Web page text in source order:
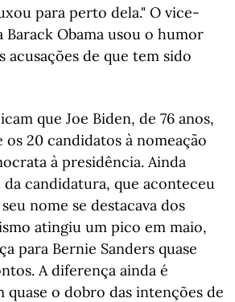
para perto dela." O vice-
Barack Obama usou o humor
acusações de que tem sido
que Joe Biden, de 76 anos,
20 candidatos à nomeação
à presidência. Ainda
candidatura, que aconteceu
nome se destacava dos
atingiu um pico em maio,
para Bernie Sanders quase
A diferença ainda é
quase o dobro das intenções de